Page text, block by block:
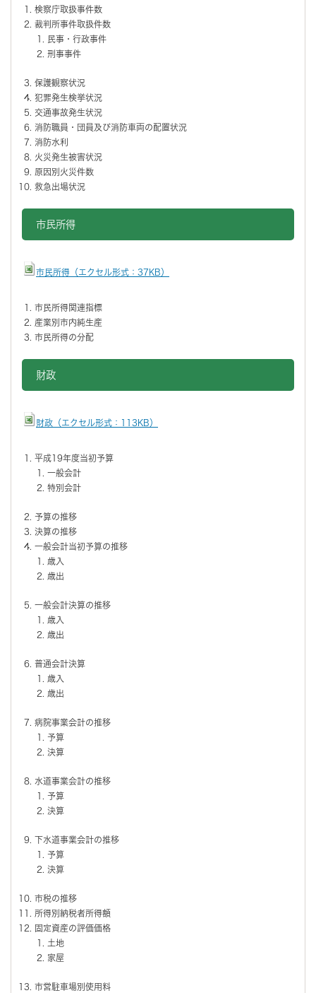
検察庁取扱事件数
裁判所事件取扱件数
民事・行政事件
刑事事件
保護観察状況
犯罪発生検挙状況
交通事故発生状況
消防職員・団員及び消防車両の配置状況
消防水利
火災発生被害状況
原因別火災件数
救急出場状況
市民所得
市民所得（エクセル形式：37KB）
市民所得関連指標
産業別市内純生産
市民所得の分配
財政
財政（エクセル形式：113KB）
平成19年度当初予算
一般会計
特別会計
予算の推移
決算の推移
一般会計当初予算の推移
歳入
歳出
一般会計決算の推移
歳入
歳出
普通会計決算
歳入
歳出
病院事業会計の推移
予算
決算
水道事業会計の推移
予算
決算
下水道事業会計の推移
予算
決算
市税の推移
所得別納税者所得額
固定資産の評価価格
土地
家屋
市営駐車場別使用料